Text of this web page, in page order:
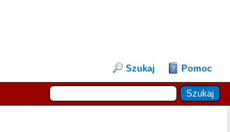
Szukaj Pomoc